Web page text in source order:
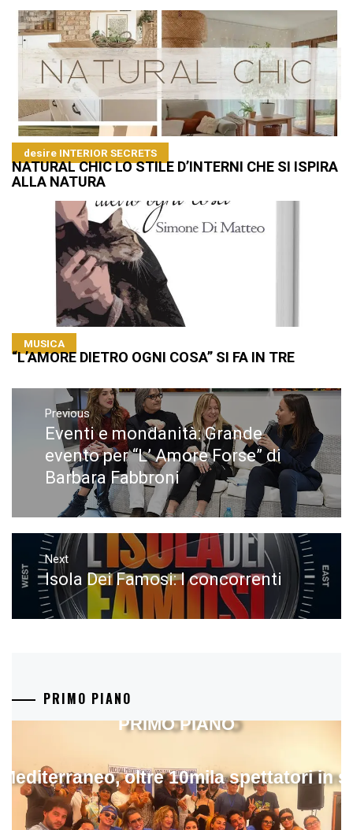
desire INTERIOR SECRETS
NATURAL CHIC LO STILE D’INTERNI CHE SI ISPIRA
ALLA NATURA
MUSICA
“L’AMORE DIETRO OGNI COSA” SI FA IN TRE
Navigazione
articoli
Previous
Previous
post:
Eventi e mondanità: Grande
evento per “L’ Amore Forse” di
Barbara Fabbroni
Next
Next
post:
Isola Dei Famosi: I concorrenti
PRIMO PIANO
oltre 10mila spettatori in
PRIMO PIANO